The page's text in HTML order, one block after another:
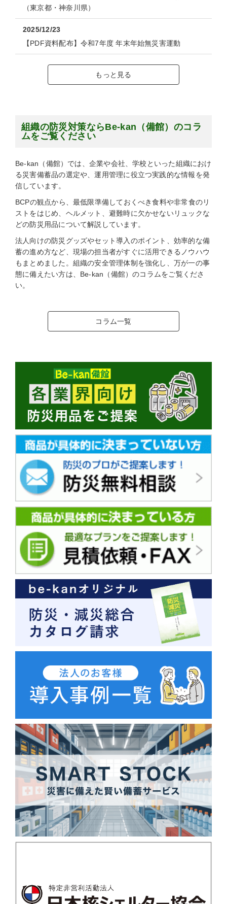
（東京都・神奈川県）
2025/12/23
【PDF資料配布】令和7年度 年末年始無災害運動
もっと見る
組織の防災対策ならBe-kan（備館）のコラ
ムをご覧ください
Be-kan（備館）では、企業や会社、学校といった組織におけ
る災害備蓄品の選定や、運用管理に役立つ実践的な情報を発
信しています。
BCPの観点から、最低限準備しておくべき食料や非常食のリ
ストをはじめ、ヘルメット、避難時に欠かせないリュックな
どの防災用品について解説しています。
法人向けの防災グッズやセット導入のポイント、効率的な備
蓄の進め方など、現場の担当者がすぐに活用できるノウハウ
もまとめました。組織の安全管理体制を強化し、万が一の事
態に備えたい方は、Be-kan（備館）のコラムをご覧くださ
い。
コラム一覧